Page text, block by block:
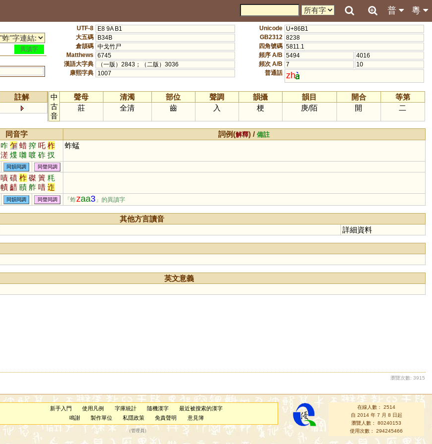
粵
普
異讀字
UTF-8
E8 9A B1
大五碼
B34B
倉頡碼 中戈竹尸
Matthews
6745
漢語大字典
（一版）2843；（二版）3036
康熙字典
1007
Unicode U+86B1
GB2312 8238
四角號碼 5811.1
頻序 A/B 5494
4016
頻次 A/B 7
10
普通話 zh
註解
中
古
音
聲母 清濁 部位 聲調 韻攝 韻目 開合
等第
莊
全清 齒 入 梗 庚/陌 開 二
同音字 詞例(解釋) /備註
咋 乍 蜡 搾 吒 柞
溠 煠 囃 喥 砟 扠
奓 厏 痄
蚱蜢
同韻同調 同聲同調
嘖 磧 柞 磔 簀 粍
幘 齰 賾 舴 唶 迮
同韻同調 同聲同調 「蚱zaa3 」的異讀字
其他方言讀音
詳細資料
英文意義
瀏覽次數: 3915
新手入門 使用凡例 字庫統計 隨機漢字
最近被搜索的漢字
鳴謝
製作單位 私隱政策 免責聲明 意見簿
（管理員 ）
在線人數： 2514
自 2014 年 7 月 8 日起
瀏覽人數： 80240153
使用次數： 294245466